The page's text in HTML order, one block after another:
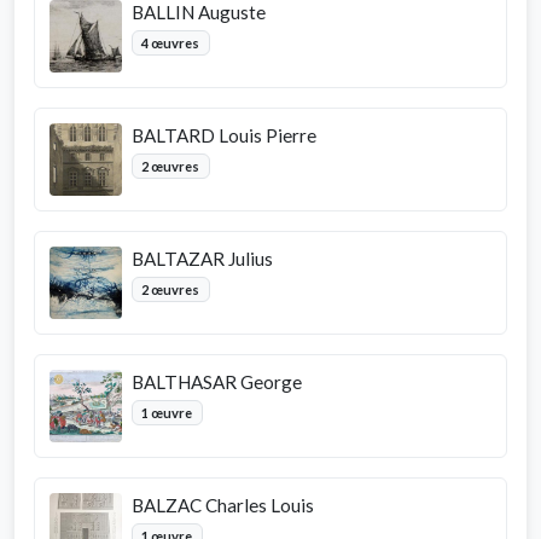
BALLIN Auguste
4 œuvres
BALTARD Louis Pierre
2 œuvres
BALTAZAR Julius
2 œuvres
BALTHASAR George
1 œuvre
BALZAC Charles Louis